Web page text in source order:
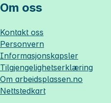
Om oss
Kontakt oss
Personvern
Informasjonskapsler
Tilgjengelighetserklæring
Om arbeidsplassen.no
Nettstedkart